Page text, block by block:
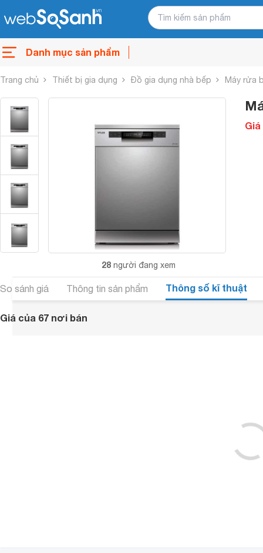
Danh mục sản phẩm
Trang chủ Thiết bị gia dụng Đồ gia dụng nhà bếp Máy rửa
28 người đang xem
Giá
So sánh giá Thông tin sản phẩm Thông số kĩ thuật
Giá của 67 nơi bán